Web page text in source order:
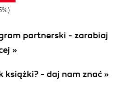
partnerski - zarabiaj
»
książki? - daj nam znać »